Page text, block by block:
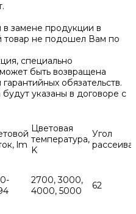
замене продукции в
товар не подошел Вам по
специально
быть возвращена
обязательств.
указаны в договоре с
lm
Цветовая
температура,
K
Угол
2700, 3000,
4000, 5000
62